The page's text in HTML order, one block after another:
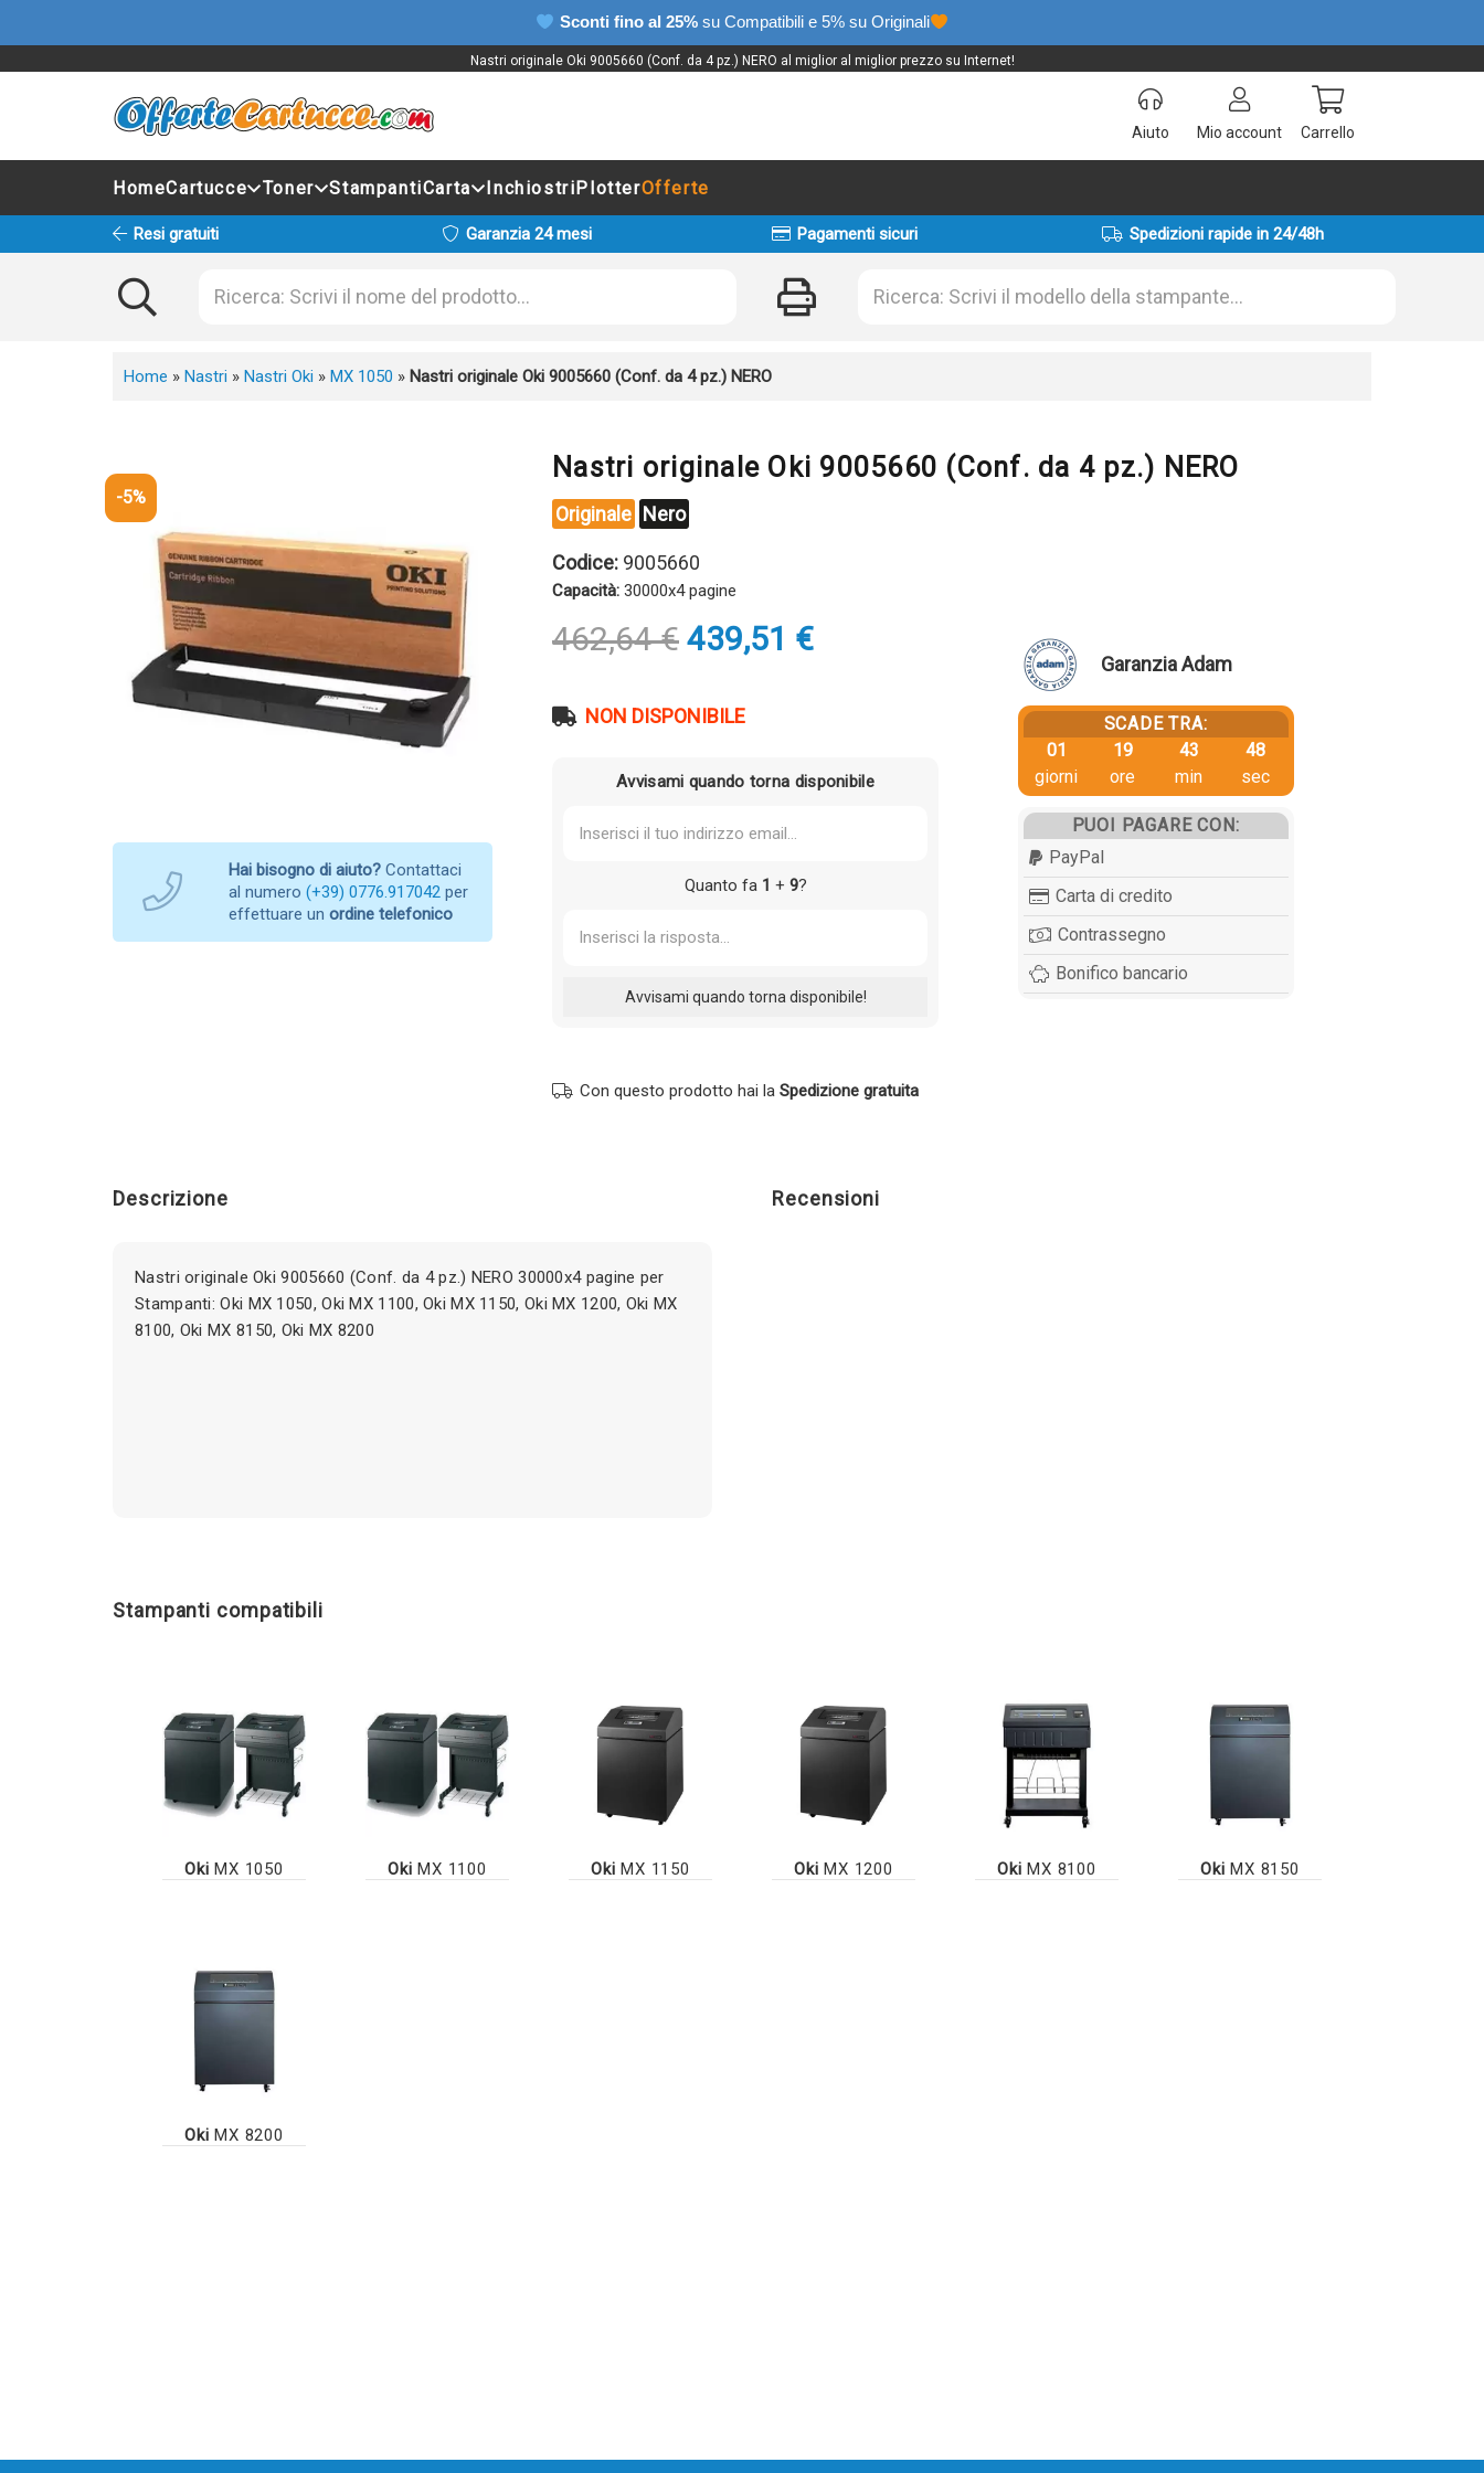
Sconti fino al 25% su Compatibili e 5% su Originali
Nastri originale Oki 9005660 (Conf. da 4 pz.) NERO al miglior al miglior prezzo su Internet!
Aiuto Mio account Carrello
HomeCartucce Toner StampantiCarta InchiostriPlotterOfferte
Resi gratuiti Garanzia 24 mesi Pagamenti sicuri Spedizioni rapide in 24/48h
Home » Nastri » Nastri Oki » MX 1050 » Nastri originale Oki 9005660 (Conf. da 4 pz.) NERO
-5%
Hai bisogno di aiuto? Contattaci
al numero (+39) 0776.917042 per
effettuare un ordine telefonico
Nastri originale Oki 9005660 (Conf. da 4 pz.) NERO
Originale Nero
Codice: 9005660
Capacità: 30000x4 pagine
462,64€ Il
prezzo
era:
439,51 €Il
NON DISPONIBILE
Avvisami quando torna disponibile
Quanto fa 1 + 9?
Con questo prodotto hai la Spedizione gratuita
Garanzia Adam
SCADE TRA:
01
giorni
19
ore
43
min
48
sec
PUOI PAGARE CON:
PayPal
Carta di credito
Contrassegno
Bonifico bancario
Descrizione
Nastri originale Oki 9005660 (Conf. da 4 pz.) NERO 30000x4 pagine per
Stampanti: Oki MX 1050, Oki MX 1100, Oki MX 1150, Oki MX 1200, Oki MX
8100, Oki MX 8150, Oki MX 8200
Recensioni
Stampanti compatibili
Oki MX 1050 Oki MX 1100 Oki MX 1150 Oki MX 1200 Oki MX 8100 Oki MX 8150
Oki MX 8200